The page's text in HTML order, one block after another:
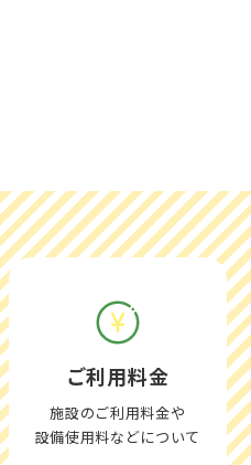
ご利用料金
施設のご利用料金や
設備使用料などについて